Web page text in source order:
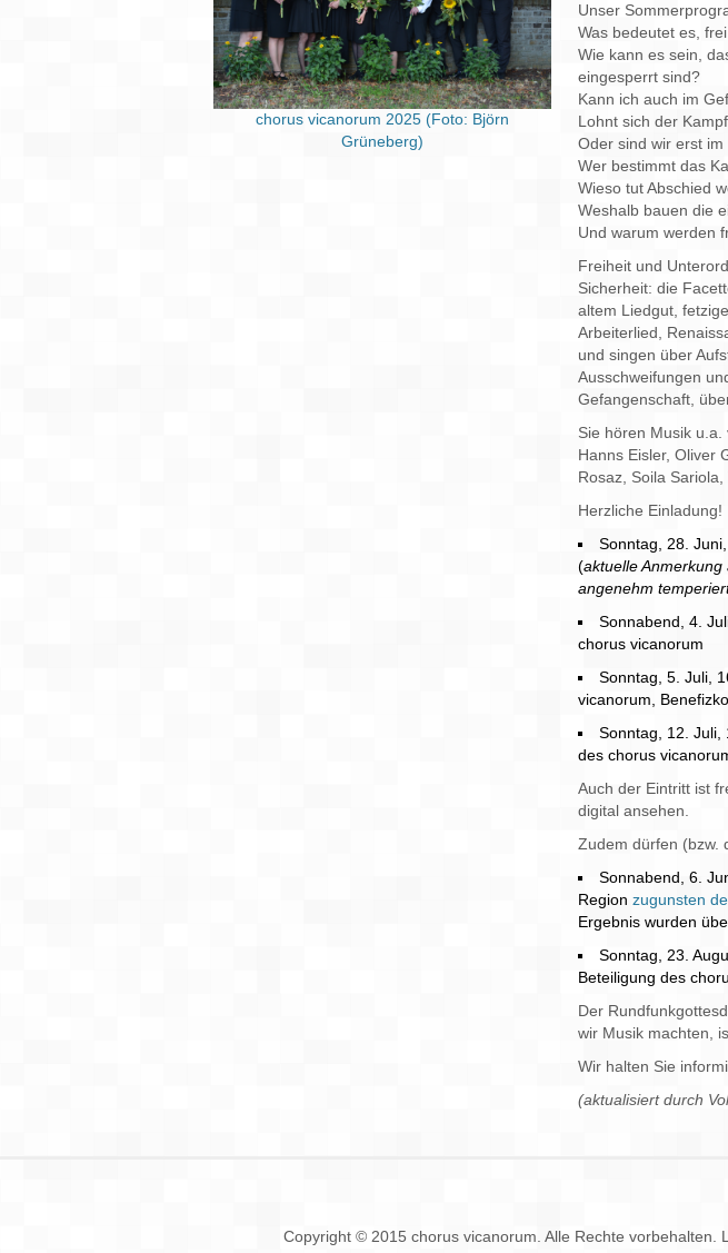
chorus vicanorum 2025 (Foto: Björn
Grüneberg)
Unser
Was bedeutet es,
Wie kann es sein,
eingesperrt sind?
Kann ich auch im
Lohnt sich der
Oder sind wir erst
Wer bestimmt das
Wieso tut Abschied
Weshalb bauen die
Und warum werden
Freiheit und
Sicherheit: die
altem Liedgut,
Arbeiterlied,
und singen über
Ausschweifungen
Gefangenschaft,
Sie hören Musik
Hanns Eisler, Oliver
Rosaz, Soila
Herzliche Einladung!
Sonntag, 28.
(aktuelle
angenehm
Sonnabend, 4.
chorus vicanorum
Sonntag, 5. Juli,
vicanorum,
Sonntag, 12. Juli,
des chorus
Auch der Eintritt ist
digital ansehen.
Zudem dürfen (bzw.
Sonnabend, 6.
Regionzugunsten
Ergebnis wurden
Sonntag, 23.
Beteiligung des
Der
wir Musik machten,
Wir halten Sie
(aktualisiert durch
Copyright © 2015 chorus vicanorum. Alle Rechte vorbehalten.